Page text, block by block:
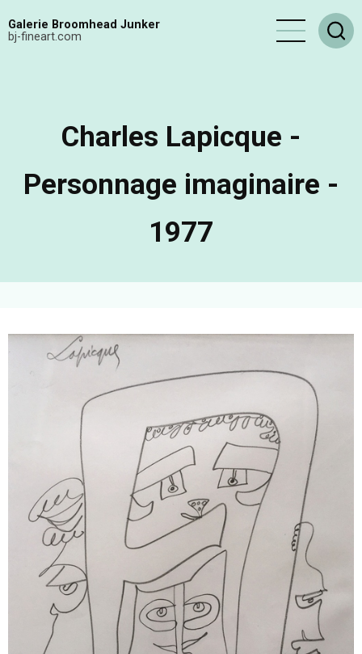
auGalerie Broomhead Junker
bj-fineart.com
Charles Lapicque -
Personnage imaginaire -
1977